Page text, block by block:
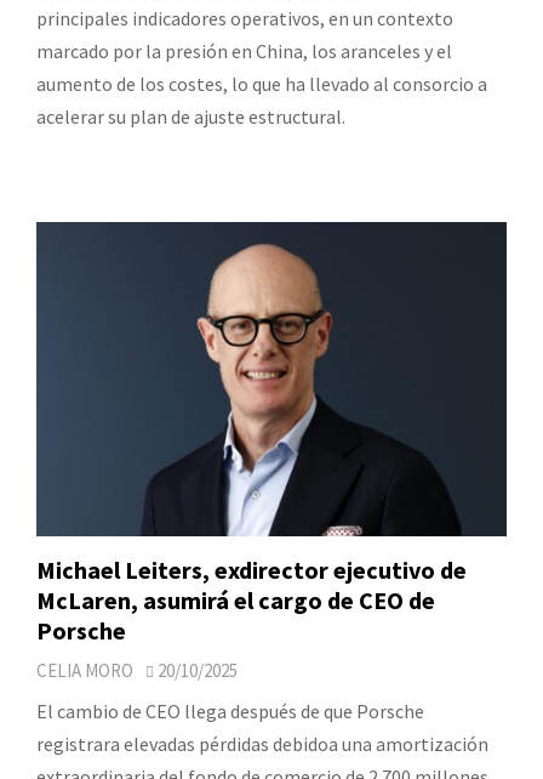
principales indicadores operativos, en un contexto
marcado por la presión en China, los aranceles y el
aumento de los costes, lo que ha llevado al consorcio a
acelerar su plan de ajuste estructural.
Michael Leiters, exdirector ejecutivo de
McLaren, asumirá el cargo de CEO de
Porsche
CELIA MORO 20/10/2025
El cambio de CEO llega después de que Porsche
registrara elevadas pérdidas debidoa una amortización